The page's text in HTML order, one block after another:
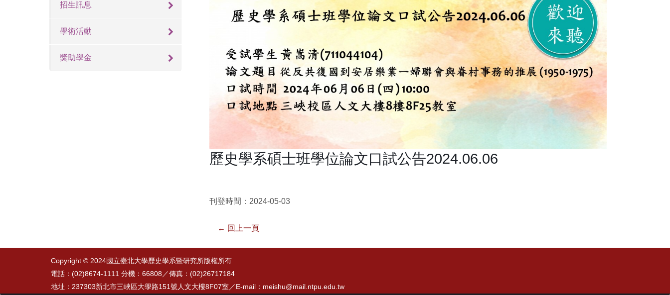
招生訊息
學術活動
獎助學金
歷史學系碩士班學位論文口試公告2024.06.06
刊登時間：2024-05-03
← 回上一頁
Copyright © 2024國立臺北大學歷史學系暨研究所版權所有
電話：(02)8674-1111 分機：66808／傳真：(02)26717184
地址：237303新北市三峽區大學路151號人文大樓8F07室／E-mail：meishu@mail.ntpu.edu.tw